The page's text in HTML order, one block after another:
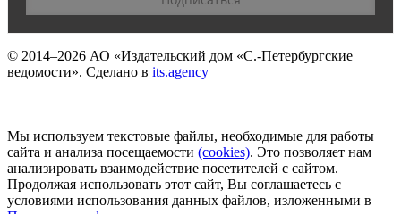
© 2014–2026 АО «Издательский дом «С.-Петербургские
ведомости». Сделано в its.agency
Мы используем текстовые файлы, необходимые для работы
сайта и анализа посещаемости (сookies). Это позволяет нам
анализировать взаимодействие посетителей с сайтом.
Продолжая использовать этот сайт, Вы соглашаетесь с
условиями использования данных файлов, изложенными в